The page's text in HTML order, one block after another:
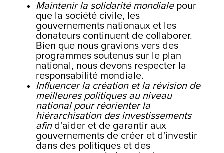
Maintenir la solidarité mondiale pour
que la société civile, les
gouvernements nationaux et les
donateurs continuent de collaborer.
Bien que nous gravions vers des
programmes soutenus sur le plan
national, nous devons respecter la
responsabilité mondiale.
Influencer la création et la révision de
meilleures politiques au niveau
national pour réorienter la
hiérarchisation des investissements
afin d'aider et de garantir aux
gouvernements de créer et d'investir
dans des politiques et des